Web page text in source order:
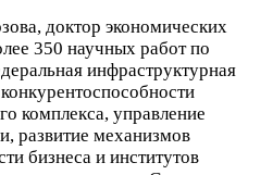
доктор экономических
350 научных работ по
инфраструктурная
комплекса, управление
развитие механизмов
бизнеса и институтов